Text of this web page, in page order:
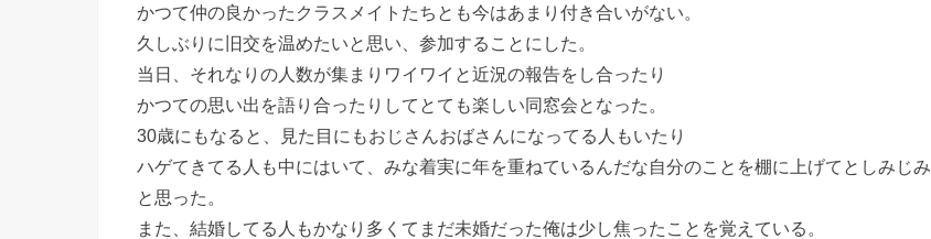
かつて仲の良かったクラスメイトたちとも今はあまり付き合いがない。
久しぶりに旧交を温めたいと思い、参加することにした。
当日、それなりの人数が集まりワイワイと近況の報告をし合ったり
かつての思い出を語り合ったりしてとても楽しい同窓会となった。
30歳にもなると、見た目にもおじさんおばさんになってる人もいたり
ハゲてきてる人も中にはいて、みな着実に年を重ねているんだな自分のことを棚に上げてとしみじみ
と思った。
また、結婚してる人もかなり多くてまだ未婚だった俺は少し焦ったことを覚えている。